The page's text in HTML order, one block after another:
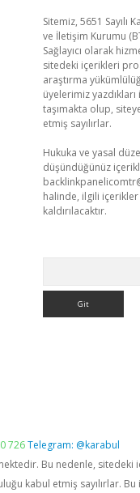
Sitemiz, 5651 Sayılı
ve İletişim Kurumu
Sağlayıcı olarak
sitedeki içerikleri
araştırma
üyelerimiz
taşımakta olup,
etmiş sayılırlar.
Hukuka ve yasal
düşündüğünüz
halinde, ilgili
kaldırılacaktır.
726Telegram: @karabul
Bu nedenle,
kabul etmiş sayılırlar.